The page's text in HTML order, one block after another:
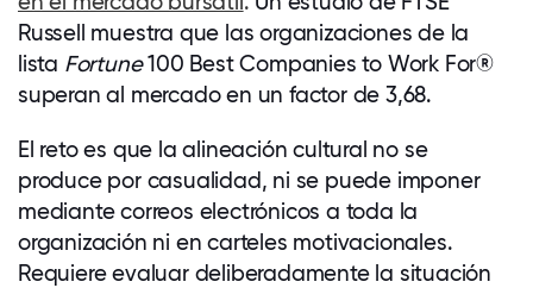
Russell muestra que lasorganizacionesde la
lista Fortune100 Best Companies to Work For®
superan al mercado en un factor de 3,68.
El reto es que la alineación cultural no se
produce por casualidad, ni se puede imponer
mediante correos electrónicos a toda la
organización ni en carteles motivacionales.
Requiere evaluar deliberadamente la situación